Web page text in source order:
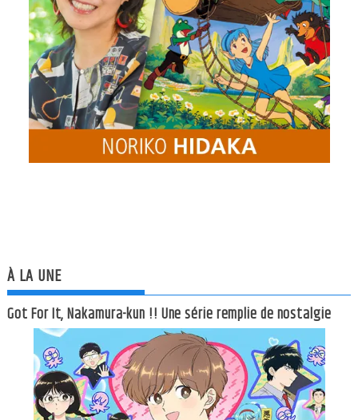
À LA UNE
Got For It, Nakamura-kun !! Une série remplie de nostalgie